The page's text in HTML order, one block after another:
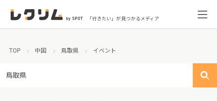
「行きたい」が見つかるメディア
TOP 中国 鳥取県 イベント
鳥取県